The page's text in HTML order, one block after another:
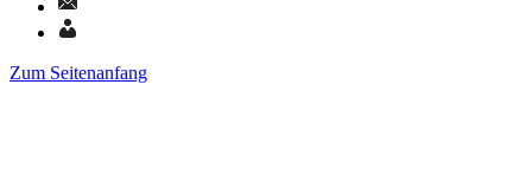
Zum Seitenanfang